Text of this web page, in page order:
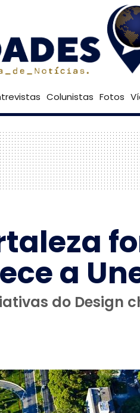
Goiânia 21º
Colunistas Fotos
a
do Design